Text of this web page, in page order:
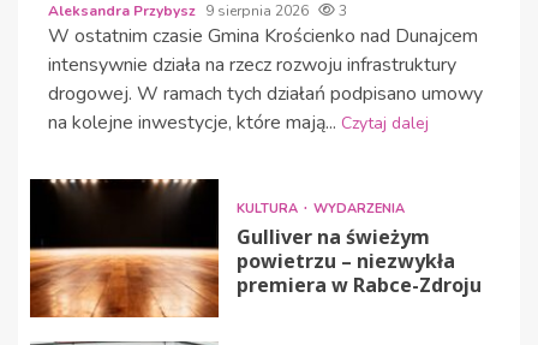
Aleksandra Przybysz 9 sierpnia 2026 3
W ostatnim czasie Gmina Krościenko nad Dunajcem
intensywnie działa na rzecz rozwoju infrastruktury
drogowej. W ramach tych działań podpisano umowy
na kolejne inwestycje, które mają... Czytaj dalej
KULTURA WYDARZENIA
Gulliver na świeżym
powietrzu – niezwykła
premiera w Rabce-Zdroju